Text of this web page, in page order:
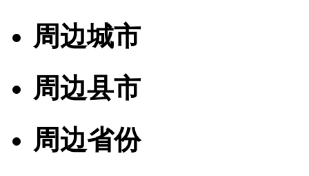
周边城市
周边县市
周边省份